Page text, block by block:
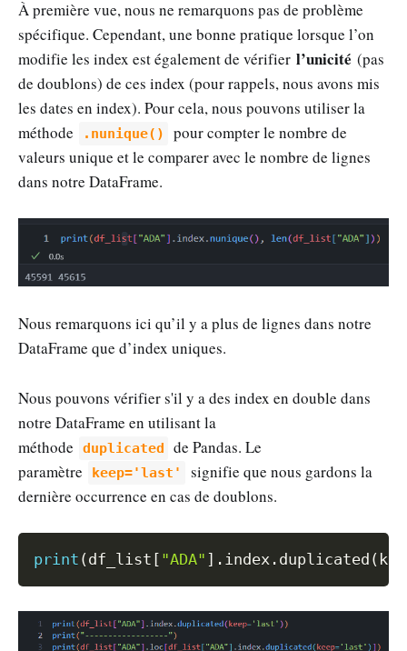
À première vue, nous ne remarquons pas de problème
spécifique. Cependant, une bonne pratique lorsque l’on
modifie les index est également de vérifier l’unicité (pas
de doublons) de ces index (pour rappels, nous avons mis
les dates en index). Pour cela, nous pouvons utiliser la
méthode
.nunique()
pour compter le nombre de
valeurs unique et le comparer avec le nombre de lignes
dans notre DataFrame.
Nous remarquons ici qu’il y a plus de lignes dans notre
DataFrame que d’index uniques.
Nous pouvons vérifier s'il y a des index en double dans
notre DataFrame en utilisant la
méthode
duplicated
de Pandas. Le
paramètre
keep='last'
signifie que nous gardons la
dernière occurrence en cas de doublons.
print (df_list [ "ADA" ] . index . duplicated (
Copy